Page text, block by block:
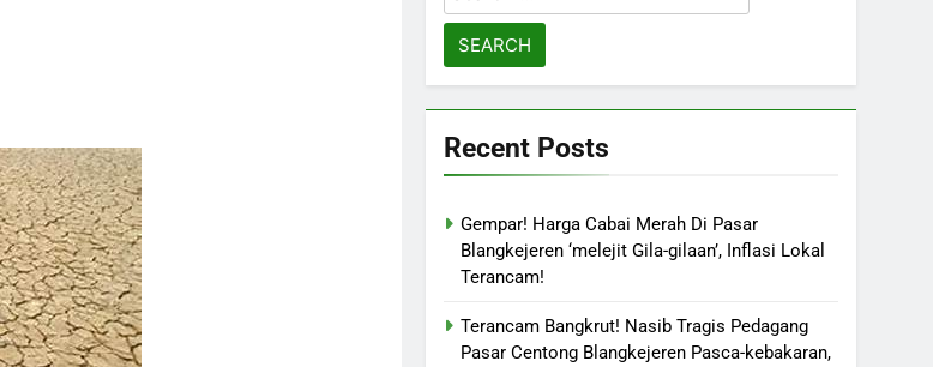
for:
Recent Posts
Gempar! Harga Cabai Merah Di Pasar
Blangkejeren ‘melejit Gila-gilaan’, Inflasi Lokal
Terancam!
Terancam Bangkrut! Nasib Tragis Pedagang
Pasar Centong Blangkejeren Pasca-kebakaran,